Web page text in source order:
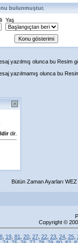
bulunmuştur.
Yaş
yazılmış olunca bu Resim
yazılmamış olunca bu
dir.
Bütün Zaman Ayarları
Copyright ©
, 19, 81 20, 27, 22, 23, 24, 25,